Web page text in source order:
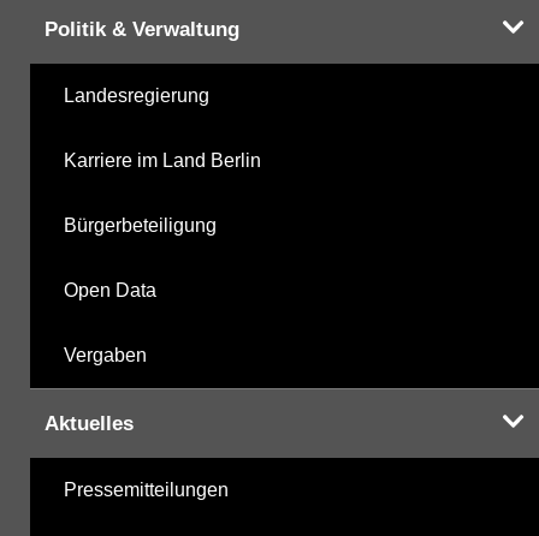
Politik & Verwaltung
Landesregierung
Karriere im Land Berlin
Bürgerbeteiligung
Open Data
Vergaben
Aktuelles
Pressemitteilungen